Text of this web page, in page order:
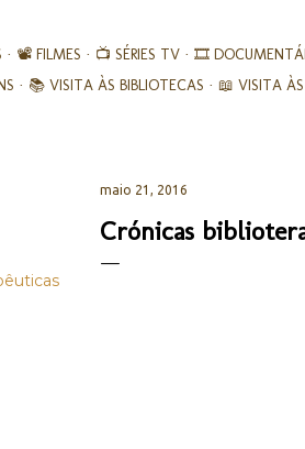
📽️ FILMES 📺 SÉRIES TV 🎞︎
📚︎ VISITA ÀS BIBLIOTECAS 📖 VISITA ÀS
maio 21, 2016
Crónicas